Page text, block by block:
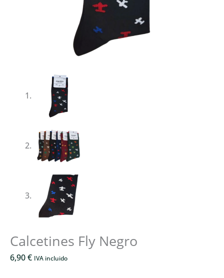
Calcetines Fly Negro
6,90€ IVA incluido